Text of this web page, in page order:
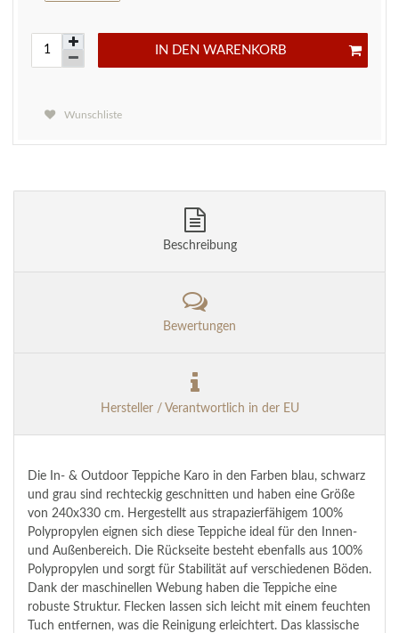
IN DEN WARENKORB
Wunschliste
Beschreibung
Bewertungen
Hersteller / Verantwortlich in der EU
Die In- & Outdoor Teppiche Karo in den Farben blau, schwarz
und grau sind rechteckig geschnitten und haben eine Größe
von 240x330 cm. Hergestellt aus strapazierfähigem 100%
Polypropylen eignen sich diese Teppiche ideal für den Innen-
und Außenbereich. Die Rückseite besteht ebenfalls aus 100%
Polypropylen und sorgt für Stabilität auf verschiedenen Böden.
Dank der maschinellen Webung haben die Teppiche eine
robuste Struktur. Flecken lassen sich leicht mit einem feuchten
Tuch entfernen, was die Reinigung erleichtert. Das klassische